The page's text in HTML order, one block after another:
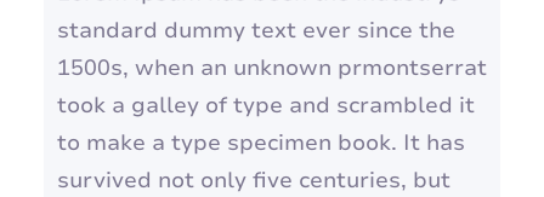
standard dummy text ever since the
1500s, when an unknown prmontserrat
took a galley of type and scrambled it
to make a type specimen book. It has
survived not only five centuries, but